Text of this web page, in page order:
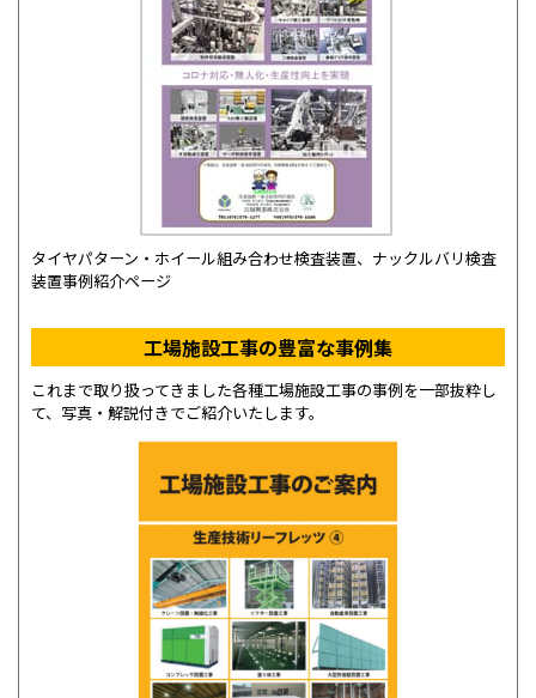
タイヤパターン・ホイール組み合わせ検査装置、ナックルバリ検査
装置事例紹介ページ
工場施設工事の豊富な事例集
これまで取り扱ってきました各種工場施設工事の事例を一部抜粋し
て、写真・解説付きでご紹介いたします。